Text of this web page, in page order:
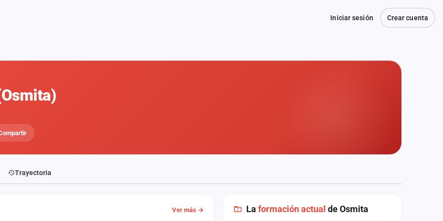
Iniciar sesión Crear cuenta
Trayectoria
Ver más → La formación actual de Osmita